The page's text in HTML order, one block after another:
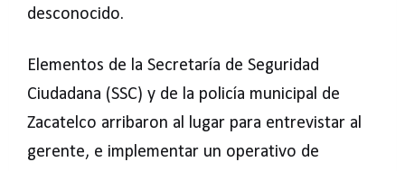
desconocido.
Elementos de la Secretaría de Seguridad
Ciudadana (SSC) y de la policía municipal de
Zacatelco arribaron al lugar para entrevistar al
gerente, e implementar un operativo de